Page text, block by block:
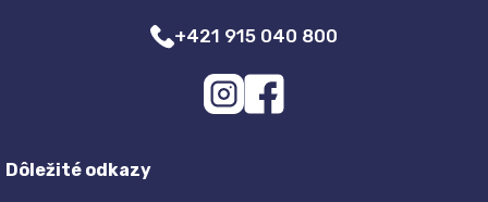
+421 915 040 800
Dôležité odkazy